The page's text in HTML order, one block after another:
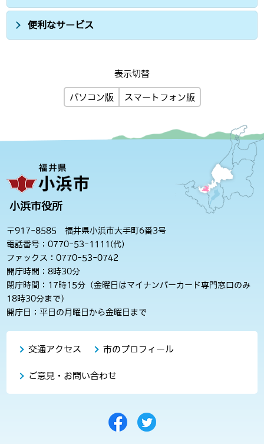
便利なサービス
表示切替
パソコン版 スマートフォン版
小浜市役所
〒917-8585 福井県小浜市大手町6番3号
電話番号：0770-53-1111(代)
ファックス：0770-53-0742
開庁時間：8時30分
閉庁時間：17時15分（金曜日はマイナンバーカード専門窓口のみ
18時30分まで）
開庁日：平日の月曜日から金曜日まで
交通アクセス 市のプロフィール
ご意見・お問い合わせ